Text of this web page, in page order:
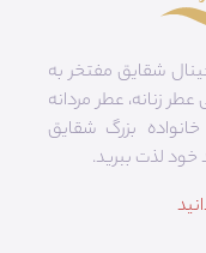
شقایق مفتخر به
زنانه، عطر مردانه
بزرگ شقایق
خود لذت ببرید.